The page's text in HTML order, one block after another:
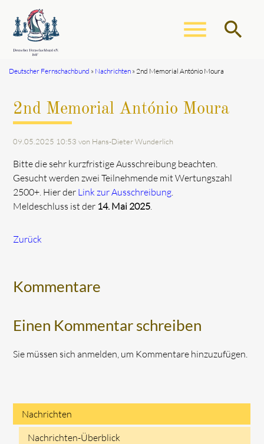
menu search
Deutscher Fernschachbund Nachrichten 2nd Memorial António Moura
2nd Memorial António Moura
09.05.2025 10:53 von Hans-Dieter Wunderlich
Bitte die sehr kurzfristige Ausschreibung beachten.
Gesucht werden zwei Teilnehmende mit Wertungszahl
2500+. Hier der Link zur Ausschreibung.
Meldeschluss ist der 14. Mai 2025.
Zurück
Kommentare
Einen Kommentar schreiben
Sie müssen sich anmelden, um Kommentare hinzuzufügen.
Navigation
Nachrichten
Nachrichten-Überblick